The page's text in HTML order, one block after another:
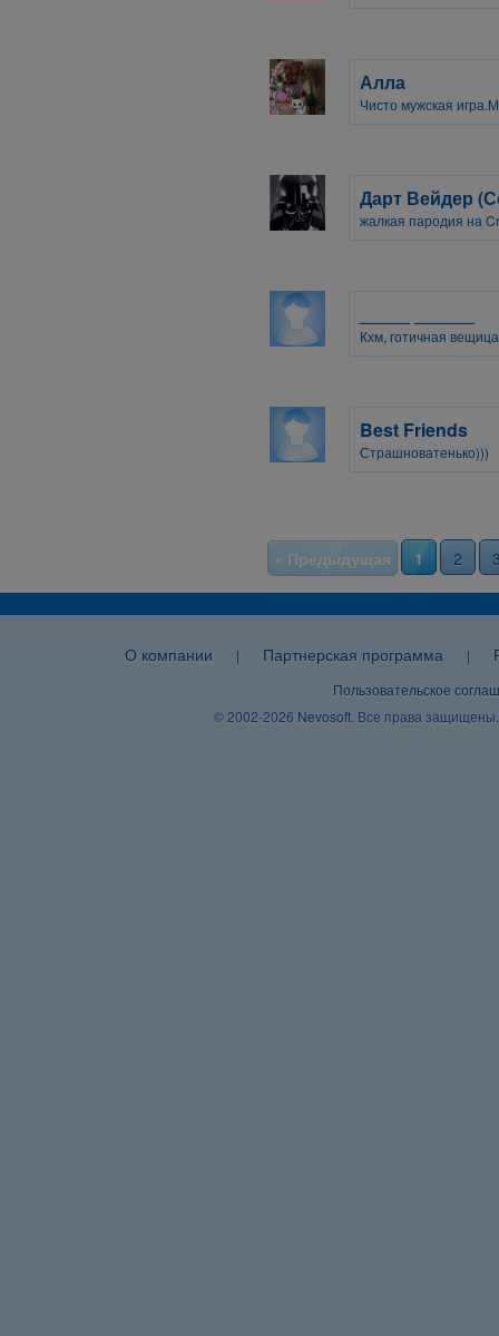
Алла
Чисто мужская
Дарт Вейдер
жалкая пародия на
Кхм, готичная
Best Friends
Страшноватенько)))
« Предыдущая 1 2
О компании | Партнерская программа |
Пользовательское
© 2002-2026 Nevosoft . Все права защищены